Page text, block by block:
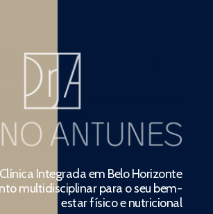
Clínica Integrada em Belo Horizonte
multidisciplinar para o seu bem-
estar físico e nutricional